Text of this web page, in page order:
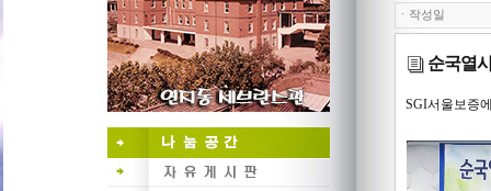
ㆍ작성일
순국열
SGI서울보증